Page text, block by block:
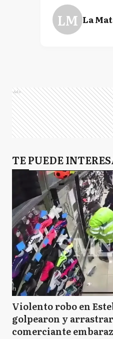
LM La
Ads
TE PUEDE
Violento robo en
golpearon y
comerciante